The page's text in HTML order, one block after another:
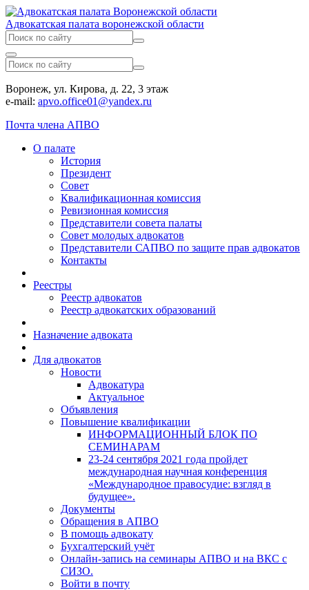
Адвокатская палата воронежской области
Воронеж, ул. Кирова, д. 22, 3 этаж
e-mail: apvo.office01@yandex.ru
Почта члена АПВО
О палате
История
Президент
Совет
Квалификационная комиссия
Ревизионная комиссия
Представители совета палаты
Совет молодых адвокатов
Представители САПВО по защите прав адвокатов
Контакты
Реестры
Реестр адвокатов
Реестр адвокатских образований
Назначение адвоката
Для адвокатов
Новости
Адвокатура
Актуальное
Объявления
Повышение квалификации
ИНФОРМАЦИОННЫЙ БЛОК ПО
СЕМИНАРАМ
23-24 сентября 2021 года пройдет
международная научная конференция
«Международное правосудие: взгляд в
будущее».
Документы
Обращения в АПВО
В помощь адвокату
Бухгалтерский учёт
Онлайн-запись на семинары АПВО и на ВКС с
СИЗО.
Войти в почту